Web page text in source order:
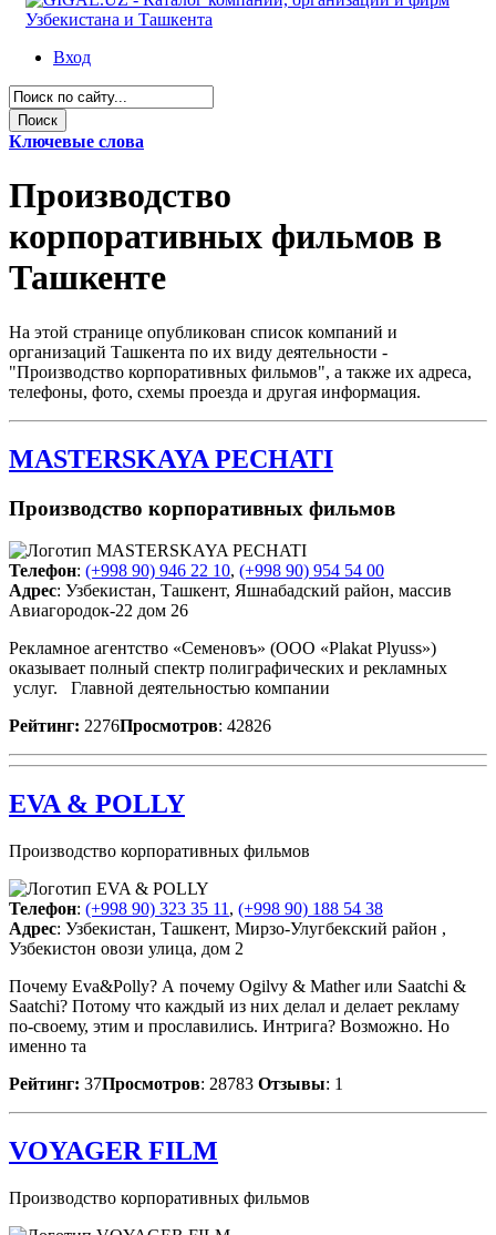
Вход
Ключевые слова
Производство
корпоративных фильмов в
Ташкенте
На этой странице опубликован список компаний и
организаций Ташкента по их виду деятельности -
"Производство корпоративных фильмов", а также их адреса,
телефоны, фото, схемы проезда и другая информация.
MASTERSKAYA PECHATI
Производство корпоративных фильмов
Телефон: (+998 90) 946 22 10, (+998 90) 954 54 00
Адрес: Узбекистан, Ташкент, Яшнабадский район, массив
Авиагородок-22 дом 26
Рекламное агентство «Семеновъ» (ООО «Plakat Plyuss»)
оказывает полный спектр полиграфических и рекламных
услуг. Главной деятельностью компании
Рейтинг: 2276Просмотров: 42826
EVA & POLLY
Производство корпоративных фильмов
Телефон: (+998 90) 323 35 11 , (+998 90) 188 54 38
Адрес: Узбекистан, Ташкент, Мирзо-Улугбекский район ,
Узбекистон овози улица, дом 2
Почему Eva&Polly? А почему Ogilvy & Mather или Saatchi &
Saatchi? Потому что каждый из них делал и делает рекламу
по-своему, этим и прославились. Интрига? Возможно. Но
именно та
Рейтинг: 37Просмотров: 28783 Отзывы: 1
VOYAGER FILM
Производство корпоративных фильмов